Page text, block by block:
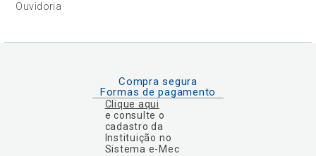
Ouvidoria
Compra segura
Formas de pagamento
Clique aqui
e consulte o
cadastro da
Instituição no
Sistema e-Mec